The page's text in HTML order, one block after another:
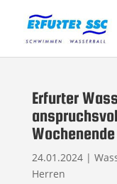
Erfurter
Wochenende
24.01.2024|
Herren